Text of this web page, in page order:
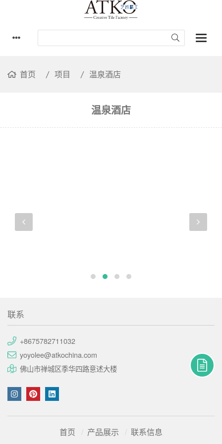
首页 项目 温泉酒店
温泉酒店
联系
+8675782711032
yoyolee@atkochina.com
佛山市禅城区季华四路意述大楼
首页 产品展示 联系信息